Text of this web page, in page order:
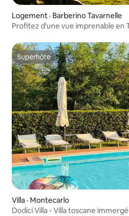
Logement · Barberino Tavarnelle
Profitez d'une vue imprenable en
Superhôte
Superhôte
Villa · Montecarlo
Dodici Villa - Villa toscane